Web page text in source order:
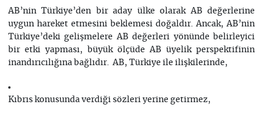
AB’nin Türkiye’den bir aday ülke olarak AB değerlerine
uygun hareket etmesini beklemesi doğaldır. Ancak, AB’nin
Türkiye’deki gelişmelere AB değerleri yönünde belirleyici
bir etki yapması, büyük ölçüde AB üyelik perspektifinin
inandırıcılığına bağlıdır. AB, Türkiye ile ilişkilerinde,
Kıbrıs konusunda verdiği sözleri yerine getirmez,